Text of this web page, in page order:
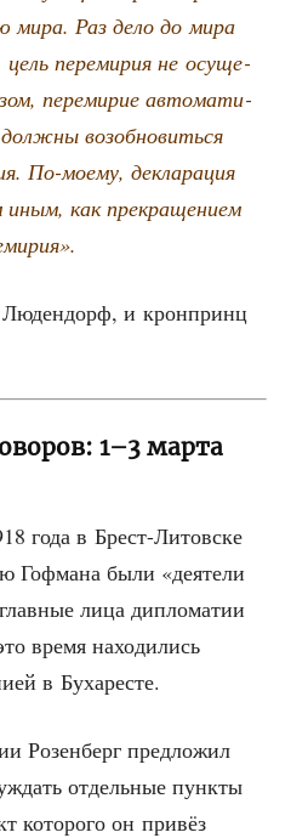
мира. Раз дело до мира
пере­ми­рия не осу­ще­
пере­ми­рие авто­ма­ти­
воз­об­но­вить­ся
По-мое­му, декла­ра­ция
иным, как пре­кра­ще­ни­ем
и крон­принц
1–3 марта
года в Брест-Литов­ске
Гоф­ма­на были «дея­те­ли
лица дипло­ма­тии
вре­мя нахо­ди­лись
в Бухаресте.
Розен­берг пред­ло­жил
отдель­ные пунк­ты
кото­ро­го он при­вёз